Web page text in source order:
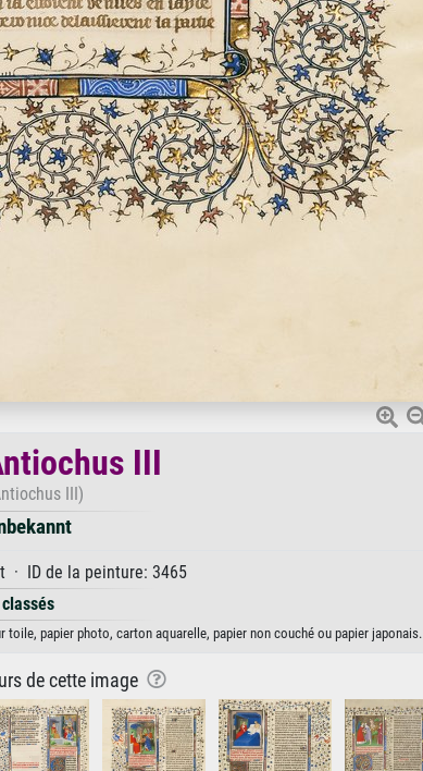
III
III)
· ID de la peinture: 3465
toile, papier photo, carton aquarelle, papier non couché ou papier japonais.
de cette image